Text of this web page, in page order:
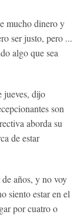
mucho dinero y
ser justo, pero ...
algo que sea
jueves, dijo
son
aborda su
de estar
años, y no voy
siento estar en el
por cuatro o